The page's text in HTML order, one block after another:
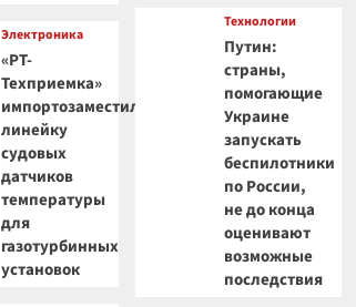
Электроника
«РТ-
Техприемка»
импортозаместила
линейку
судовых
датчиков
температуры
для
газотурбинных
установок
Технологии
Путин:
страны,
помогающие
Украине
запускать
беспилотники
по России,
не до конца
оценивают
возможные
последствия